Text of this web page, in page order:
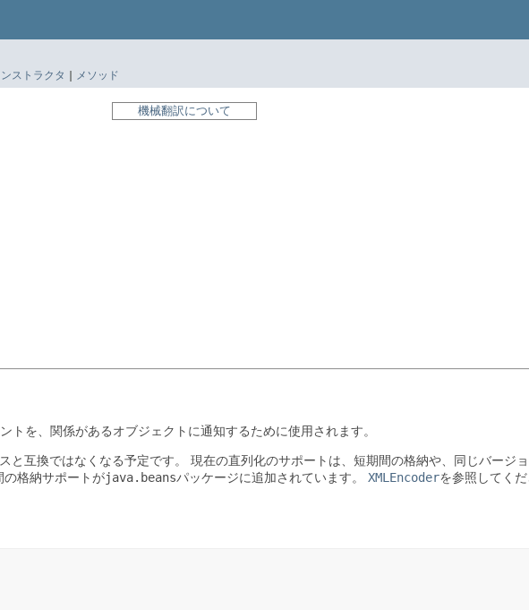
ンストラクタ | メソッド
機械翻訳について
を、関係があるオブジェクトに通知するために使用されます。
互換ではなくなる予定です。
現在の直列化のサポートは、短期間の格納や、同じバージ
格納サポートがjava.beansパッケージに追加されています。 XMLEncoderを参照してくだ